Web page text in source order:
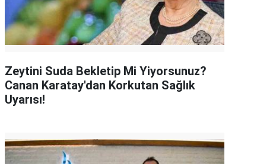
Zeytini Suda Bekletip Mi Yiyorsunuz?
Canan Karatay'dan Korkutan Sağlık
Uyarısı!